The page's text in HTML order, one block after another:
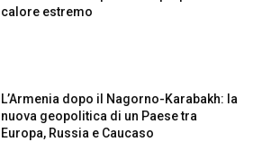
calore estremo
L’Armenia dopo il Nagorno-Karabakh: la
nuova geopolitica di un Paese tra
Europa, Russia e Caucaso